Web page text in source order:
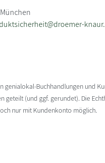
genialokal-Buchhandlungen und
geteilt (und ggf. gerundet). Die
nur mit Kundenkonto möglich.